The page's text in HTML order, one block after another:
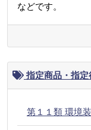
などです。
指定商品・指
第１１類 環境